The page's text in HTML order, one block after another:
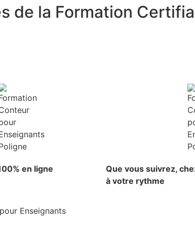
de la Formation
en ligne
Que vous suivrez,
à votre rythme